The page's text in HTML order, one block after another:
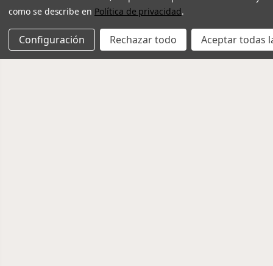
como se describe en Política de privacidad.
Configuración Rechazar todo Aceptar todas